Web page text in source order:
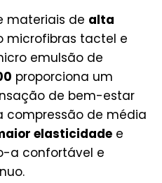
materiais de alta
microfibras tactel e
emulsão de
proporciona um
de bem-estar
compressão de média
elasticidade e
a confortável e